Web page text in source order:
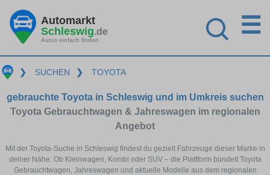
Automarkt
Schleswig.de
Autos einfach finden
☰
❯ SUCHEN ❯ TOYOTA
gebrauchte Toyota in Schleswig und im Umkreis suchen
Toyota Gebrauchtwagen & Jahreswagen im regionalen
Angebot
Mit der Toyota-Suche in Schleswig findest du gezielt Fahrzeuge dieser Marke in
deiner Nähe. Ob Kleinwagen, Kombi oder SUV – die Plattform bündelt Toyota
Gebrauchtwagen, Jahreswagen und aktuelle Modelle aus dem regionalen